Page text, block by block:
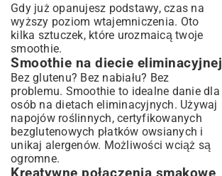
Gdy już opanujesz podstawy, czas na
wyższy poziom wtajemniczenia. Oto
kilka sztuczek, które urozmaicą twoje
smoothie.
Smoothie na diecie eliminacyjnej
Bez glutenu? Bez nabiału? Bez
problemu. Smoothie to idealne danie dla
osób na dietach eliminacyjnych. Używaj
napojów roślinnych, certyfikowanych
bezglutenowych płatków owsianych i
unikaj alergenów. Możliwości wciąż są
ogromne.